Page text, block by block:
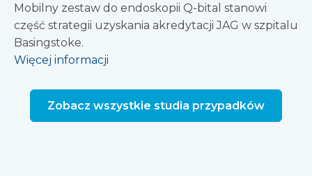
Mobilny zestaw do endoskopii Q-bital stanowi
część strategii uzyskania akredytacji JAG w szpitalu
Basingstoke.
Więcej informacji
Zobacz wszystkie studia przypadków